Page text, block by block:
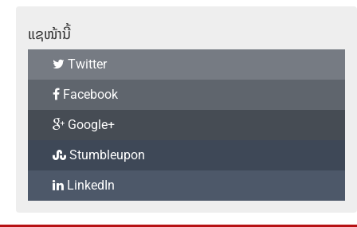
ແຊໜ້ານີ້
Twitter
Facebook
Google+
Stumbleupon
LinkedIn